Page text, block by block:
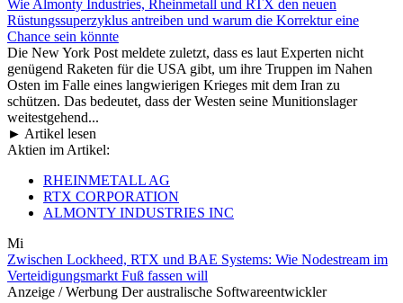
Wie Almonty Industries, Rheinmetall und RTX den neuen
Rüstungssuperzyklus antreiben und warum die Korrektur eine
Chance sein könnte
Die New York Post meldete zuletzt, dass es laut Experten nicht
genügend Raketen für die USA gibt, um ihre Truppen im Nahen
Osten im Falle eines langwierigen Krieges mit dem Iran zu
schützen. Das bedeutet, dass der Westen seine Munitionslager
weitestgehend...
► Artikel lesen
Aktien im Artikel:
RHEINMETALL AG
RTX CORPORATION
ALMONTY INDUSTRIES INC
Mi
Zwischen Lockheed, RTX und BAE Systems: Wie Nodestream im
Verteidigungsmarkt Fuß fassen will
Anzeige / Werbung Der australische Softwareentwickler